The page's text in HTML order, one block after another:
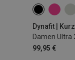
Dynafit |
Damen Ultra
99,95 €
XS S